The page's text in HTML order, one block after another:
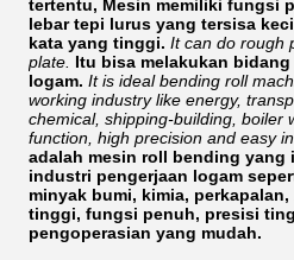
tertentu, Mesin memiliki fungsi
lebar tepi lurus yang tersisa
kata yang tinggi. It can do rough
plate. Itu bisa melakukan
logam. It is ideal bending roll
working industry like energy,
chemical, shipping-building, boiler
function, high precision and easy
adalah mesin roll bending yang
industri pengerjaan logam
minyak bumi, kimia,
tinggi, fungsi penuh, presisi
pengoperasian yang mudah.